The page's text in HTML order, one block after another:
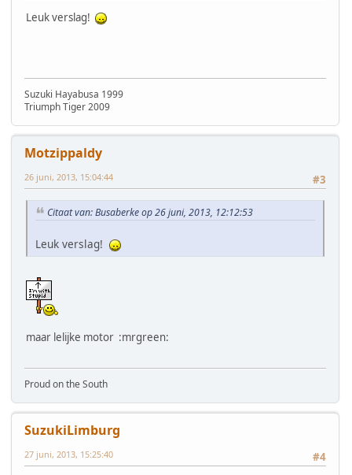
Leuk verslag!
Suzuki Hayabusa 1999
Triumph Tiger 2009
Motzippaldy
#3
26 juni, 2013, 15:04:44
Citaat van: Busaberke op 26 juni, 2013, 12:12:53
Leuk verslag!
maar lelijke motor :mrgreen:
Proud on the South
SuzukiLimburg
#4
27 juni, 2013, 15:25:40